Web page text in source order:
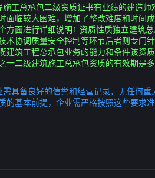
工总承包二级资质证书有业绩的建造师
面临较大困难，增加了整改难度和时间
方面进行详细说明1 资质性质独立建筑
术协调质量安全控制等环节后者则专门
建筑工程总承包业务的能力和条件该资
一二级建筑施工总承包资质的有效期是
具备良好的信誉和经营记录，无任何重
基本前提，企业需严格按照这些要求